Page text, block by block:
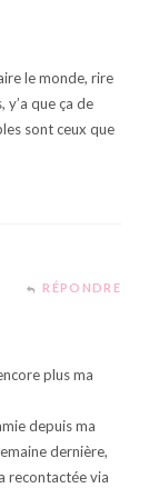
le monde, rire
que ça de
sont ceux que
RÉPONDRE
plus ma
depuis ma
dernière,
recontactée via